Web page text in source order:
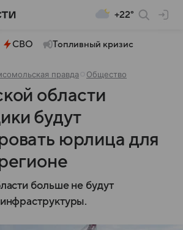
+22°
СВО Топливный кризис
правда Общество
области
будут
юрлица для
больше не будут